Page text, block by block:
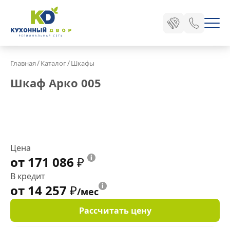
Главная/Каталог/Шкафы
Шкаф Арко 005
Цена
от 171 086 ₽
В кредит
от 14 257 ₽/мес
Рассчитать цену